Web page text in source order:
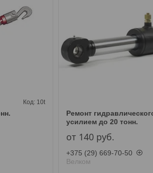
10t
Ремонт
усилием до 20 тонн.
от 140 руб.
+375 (29) 669-70-50
Велком